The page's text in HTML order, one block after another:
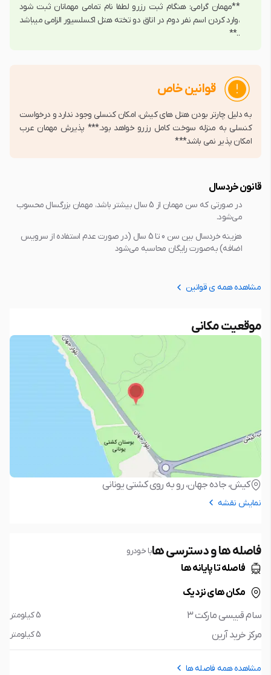
..**
قوانین خاص
به دلیل چارتر بودن هتل های کیش، امکان کنسلی وجود ندارد و درخواست
کنسلی به منزله‌ سوخت کامل رزرو خواهد بود.*** پذیرش مهمان عرب
امکان پذیر نمی باشد***
قانون خردسال
در صورتی که سن مهمان از 5 سال بیشتر باشد، مهمان بزرگسال محسوب
می‌شود.
هزینه خردسال بین سن 0 تا 5 سال (در صورت عدم استفاده از سرویس
اضافه) به‌صورت رایگان محاسبه می‌شود
مشاهده همه ی قوانین
موقعیت مکانی
کیش، جاده جهان، رو به روی کشتی یونانی
نمایش نقشه
فاصله ها و دسترسی هابا خودرو
فاصله تا پایانه ها
مکان های نزدیک
سام قبيسي مارکت ۳
5 کیلومتر
مرکز خرید آرین 5 کیلومتر
مشاهده همه فاصله ها